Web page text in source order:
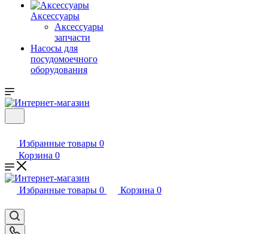
Аксессуары
Аксессуары
запчасти
Насосы для
посудомоечного
оборудования
Избранные товары 0
Корзина 0
Избранные товары 0 Корзина 0